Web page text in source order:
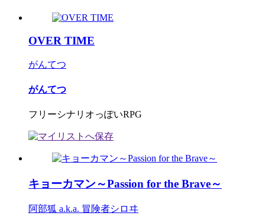
OVER TIME
がんてつ
がんてつ
フリーシナリオっぽいRPG
キョーカマン～Passion for the Brave～
阿部狐 a.k.a. 冒険者シロヰ